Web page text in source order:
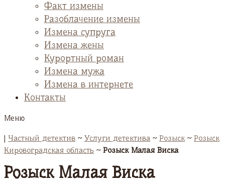
Факт измены
Разоблачение измены
Измена супруга
Измена жены
Курортный роман
Измена мужа
Измена в интернете
Контакты
Меню
| Частный детектив ~ Услуги детектива ~ Розыск~ Розыск
Кировоградская область ~ Розыск Малая Виска
Розыск Малая Виска